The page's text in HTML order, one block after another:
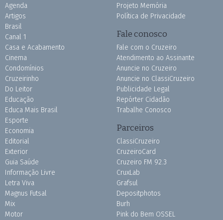
Agenda
Artigos
Brasil
Canal 1
Casa e Acabamento
Cinema
Condomínios
Cruzeirinho
Do Leitor
Educação
Educa Mais Brasil
Esporte
Economia
Editorial
Exterior
Guia Saúde
Informação Livre
Letra Viva
Magnus Futsal
Mix
Motor
Projeto Memória
Política de Privacidade
Fale conosco
Fale com o Cruzeiro
Atendimento ao Assinante
Anuncie no Cruzeiro
Anuncie no ClassiCruzeiro
Publicidade Legal
Repórter Cidadão
Trabalhe Conosco
Parceiros
ClassiCruzeiro
CruzeiroCard
Cruzeiro FM 92.3
CruxLab
Grafsul
Depositphotos
Burh
Pink do Bem OSSEL